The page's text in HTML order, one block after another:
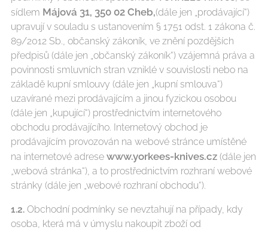
sídlem Májová 31, 350 02 Cheb,(dále jen „prodávající“)
upravují v souladu s ustanovením § 1751 odst. 1 zákona č.
89/2012 Sb., občanský zákoník, ve znění pozdějších
předpisů (dále jen „občanský zákoník“) vzájemná práva a
povinnosti smluvních stran vzniklé v souvislosti nebo na
základě kupní smlouvy (dále jen „kupní smlouva“)
uzavírané mezi prodávajícím a jinou fyzickou osobou
(dále jen „kupující“) prostřednictvím internetového
obchodu prodávajícího. Internetový obchod je
prodávajícím provozován na webové stránce umístěné
na internetové adrese www.yorkees-knives.cz (dále jen
„webová stránka“), a to prostřednictvím rozhraní webové
stránky (dále jen „webové rozhraní obchodu“).
1.2. Obchodní podmínky se nevztahují na případy, kdy
osoba, která má v úmyslu nakoupit zboží od